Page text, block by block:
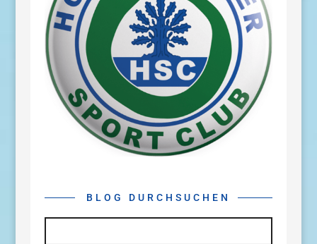
BLOG DURCHSUCHEN